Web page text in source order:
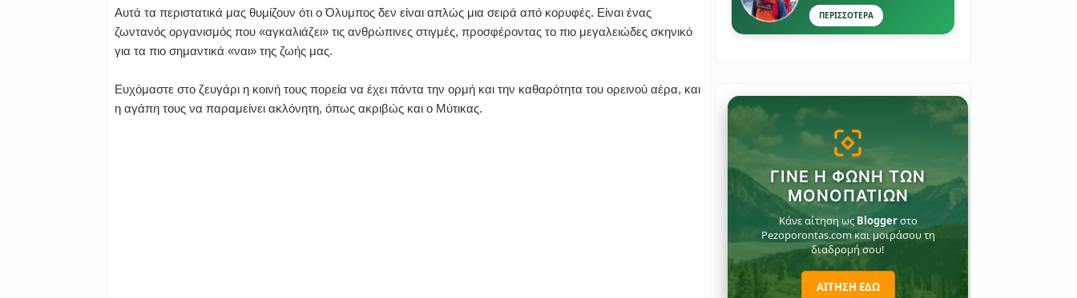
Αυτά τα περιστατικά μας θυμίζουν ότι ο Όλυμπος δεν είναι απλώς μια σειρά από κορυφές. Είναι ένας
ζωντανός οργανισμός που «αγκαλιάζει» τις ανθρώπινες στιγμές, προσφέροντας το πιο μεγαλειώδες σκηνικό
για τα πιο σημαντικά «ναι» της ζωής μας.
Ευχόμαστε στο ζευγάρι η κοινή τους πορεία να έχει πάντα την ορμή και την καθαρότητα του ορεινού αέρα, και
η αγάπη τους να παραμείνει ακλόνητη, όπως ακριβώς και ο Μύτικας.
ΠΕΡΙΣΣΟΤΕΡΑ
ΓΊΝΕ Η ΦΩΝΉ ΤΩΝ
ΜΟΝΟΠΑΤΙΏΝ
Κάνε αίτηση ως Bloggerστο
Pezoporontas.com και μοιράσου τη
διαδρομή σου!
ΑΙΤΗΣΗ ΕΔΩ